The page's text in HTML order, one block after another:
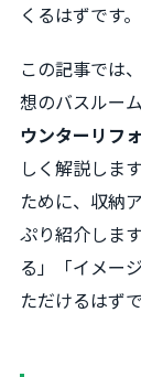
くるはずです。
この記事では
想のバスルー
ウンターリフ
しく解説しま
ために、収納
ぷり紹介しま
る」「イメー
ただけるはずで